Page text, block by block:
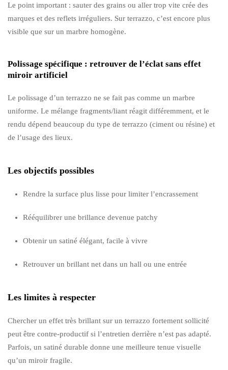
Le point important : sauter des grains ou aller trop vite crée des
marques et des reflets irréguliers. Sur terrazzo, c’est encore plus
visible que sur un marbre homogène.
Polissage spécifique : retrouver de l’éclat sans effet
miroir artificiel
Le polissage d’un terrazzo ne se fait pas comme un marbre
uniforme. Le mélange fragments/liant réagit différemment, et le
rendu dépend beaucoup du type de terrazzo (ciment ou résine) et
de l’usage des lieux.
Les objectifs possibles
Rendre la surface plus lisse pour limiter l’encrassement
Rééquilibrer une brillance devenue patchy
Obtenir un satiné élégant, facile à vivre
Retrouver un brillant net dans un hall ou une entrée
Les limites à respecter
Chercher un effet très brillant sur un terrazzo fortement sollicité
peut être contre-productif si l’entretien derrière n’est pas adapté.
Parfois, un satiné durable donne une meilleure tenue visuelle
qu’un miroir fragile.